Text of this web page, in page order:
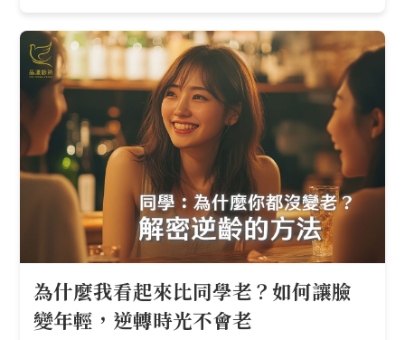
為什麼我看起來比同學老？如何讓臉
變年輕，逆轉時光不會老